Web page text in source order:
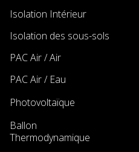
Isolation Intérieur
Isolation des sous-sols
PAC Air / Air
PAC Air / Eau
Photovoltaïque
Ballon
Thermodynamique